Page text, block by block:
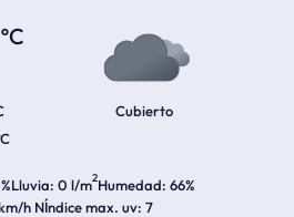
Cubierto
Lluvia 0 l/m2Humedad 66%
h NÍndice max. uv 7